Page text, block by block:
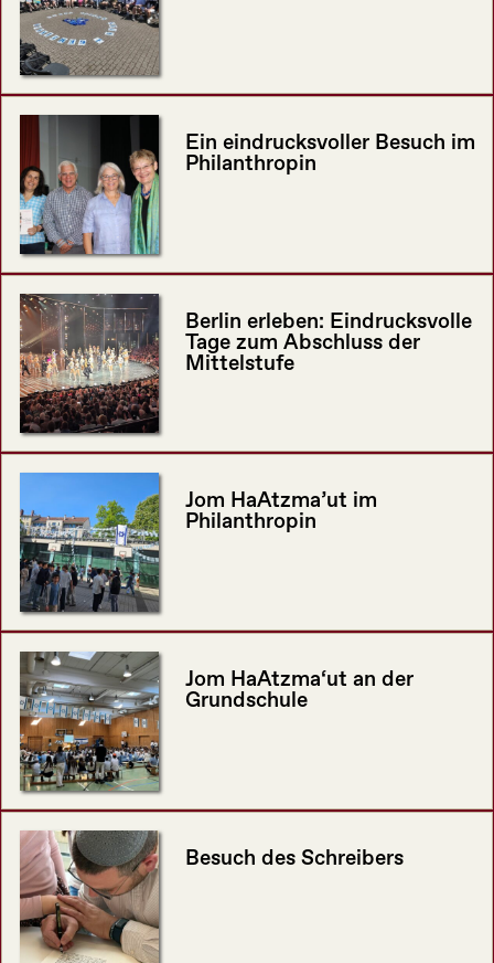
Ein eindrucksvoller Besuch im
Philanthropin
Berlin erleben: Eindrucksvolle
Tage zum Abschluss der
Mittelstufe
Jom HaAtzma’ut im
Philanthropin
Jom HaAtzma‘ut an der
Grundschule
Besuch des Schreibers